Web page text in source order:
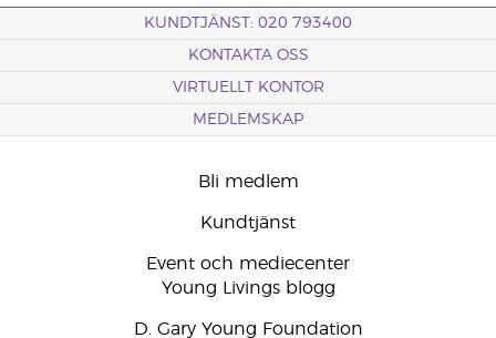
KUNDTJÄNST: 020 793400
KONTAKTA OSS
VIRTUELLT KONTOR
MEDLEMSKAP
Bli medlem
Kundtjänst
Event och mediecenter
Young Livings blogg
D. Gary Young Foundation